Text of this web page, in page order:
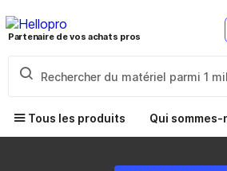
Partenaire de vos achats pros
Tous les produits Qui sommes-